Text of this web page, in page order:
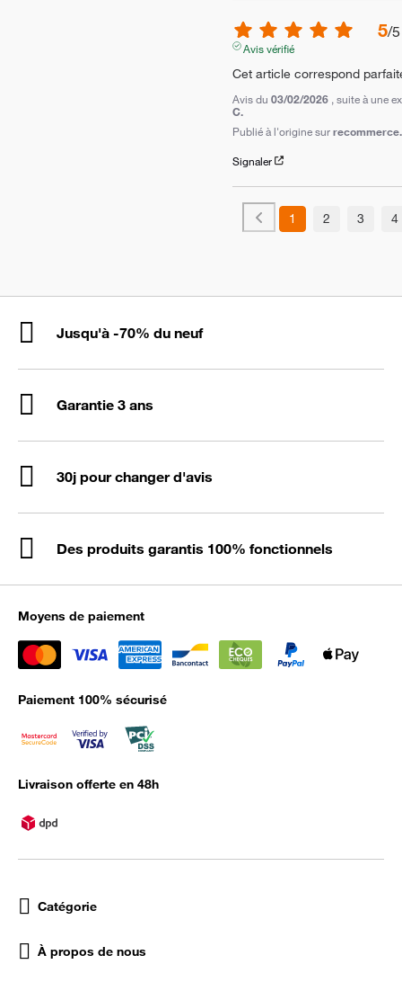
5/5
Avis vérifié
Cet article correspond
Avis du 03/02/2026 , suite à une
C.
Publié à l'origine sur
Signaler
1 2 3 4
Jusqu'à -70% du neuf
Garantie 3 ans
30j pour changer d'avis
Des produits garantis 100% fonctionnels
Moyens de paiement
Paiement 100% sécurisé
Livraison offerte en 48h
Catégorie
À propos de nous